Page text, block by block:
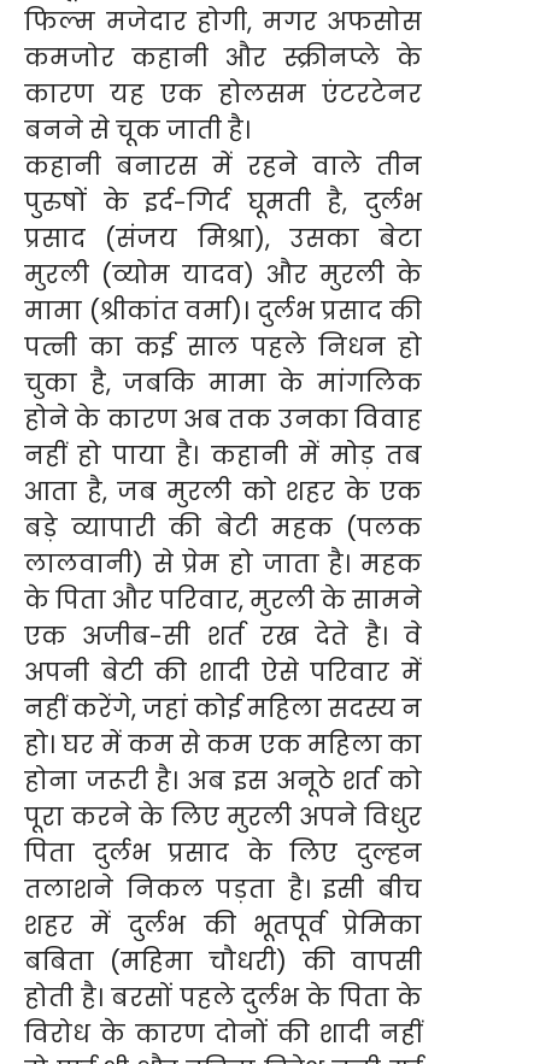
फिल्म मजेदार होगी, मगर अफसोस
कमजोर कहानी और स्क्रीनप्ले के
कारण यह एक होलसम एंटरटेनर
बनने से चूक जाती है।
कहानी बनारस में रहने वाले तीन
पुरुषों के इर्द-गिर्द घूमती है, दुर्लभ
प्रसाद (संजय मिश्रा), उसका बेटा
मुरली (व्योम यादव) और मुरली के
मामा (श्रीकांत वर्मा)। दुर्लभ प्रसाद की
पत्नी का कई साल पहले निधन हो
चुका है, जबकि मामा के मांगलिक
होने के कारण अब तक उनका विवाह
नहीं हो पाया है। कहानी में मोड़ तब
आता है, जब मुरली को शहर के एक
बड़े व्यापारी की बेटी महक (पलक
लालवानी) से प्रेम हो जाता है। महक
के पिता और परिवार, मुरली के सामने
एक अजीब-सी शर्त रख देते है। वे
अपनी बेटी की शादी ऐसे परिवार में
नहीं करेंगे, जहां कोई महिला सदस्य न
हो। घर में कम से कम एक महिला का
होना जरूरी है। अब इस अनूठे शर्त को
पूरा करने के लिए मुरली अपने विधुर
पिता दुर्लभ प्रसाद के लिए दुल्हन
तलाशने निकल पड़ता है। इसी बीच
शहर में दुर्लभ की भूतपूर्व प्रेमिका
बबिता (महिमा चौधरी) की वापसी
होती है। बरसों पहले दुर्लभ के पिता के
विरोध के कारण दोनों की शादी नहीं